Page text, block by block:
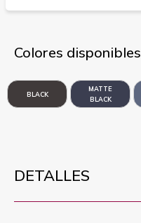
Colores disponibles
BLACK
MATTE
BLACK
DETALLES